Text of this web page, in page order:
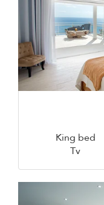
King bed
Tv